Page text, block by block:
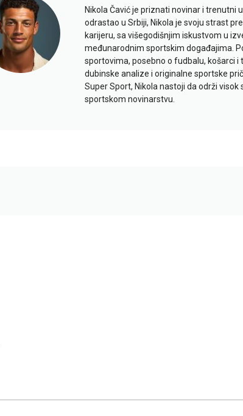
Nikola Čavić je priznati novinar i trenutni
odrastao u Srbiji, Nikola je svoju strast
karijeru, sa višegodišnjim iskustvom u
međunarodnim sportskim događajima.
sportovima, posebno o fudbalu, košarci
dubinske analize i originalne sportske
Super Sport, Nikola nastoji da održi
sportskom novinarstvu.